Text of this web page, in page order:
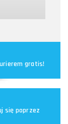
gratis!
się poprzez